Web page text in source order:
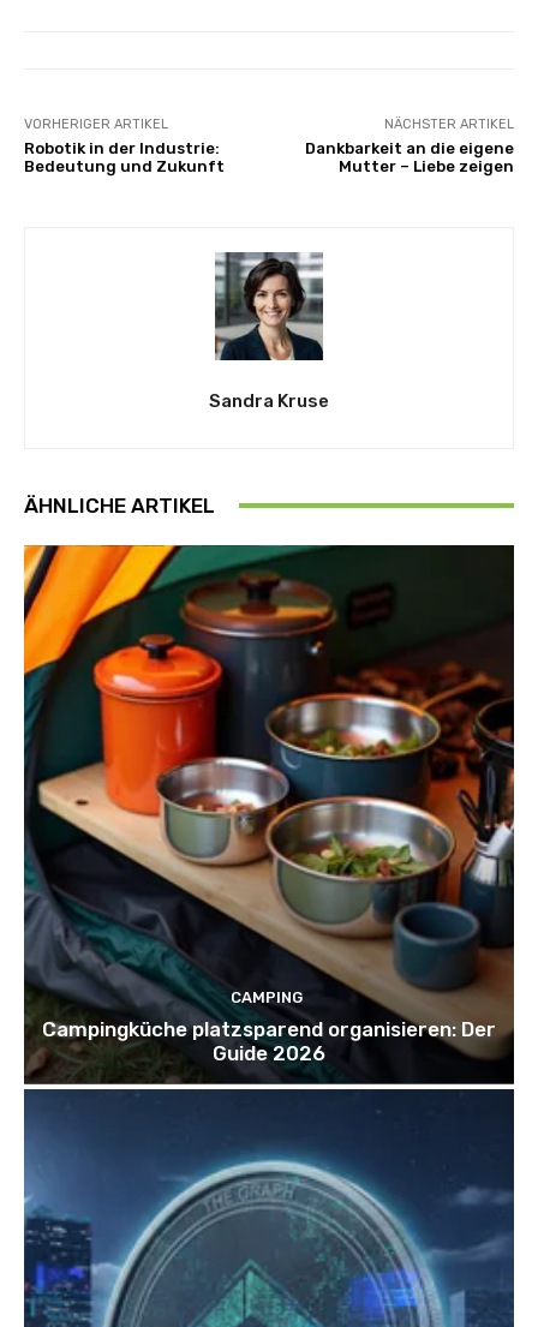
VORHERIGER ARTIKEL
Robotik in der Industrie:
Bedeutung und Zukunft
NÄCHSTER ARTIKEL
Dankbarkeit an die eigene
Mutter – Liebe zeigen
Sandra Kruse
ÄHNLICHE ARTIKEL
CAMPING
Campingküche platzsparend organisieren: Der
Guide 2026